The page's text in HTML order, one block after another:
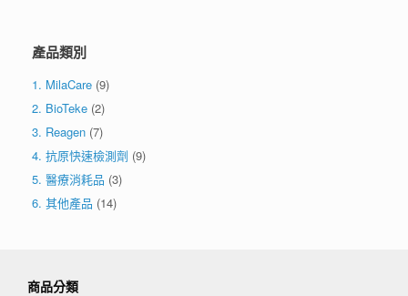
產品類別
1. MilaCare (9)
2. BioTeke (2)
3. Reagen (7)
4. 抗原快速檢測劑 (9)
5. 醫療消耗品 (3)
6. 其他產品 (14)
商品分類